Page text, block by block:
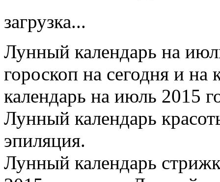
загрузка...
Лунный календарь на
гороскоп на сегодня и
календарь на июль 2015
Лунный календарь
эпиляция.
Лунный календарь